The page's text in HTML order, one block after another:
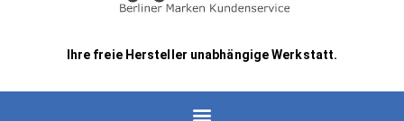
Ihre freie Hersteller unabhängige Werkstatt.